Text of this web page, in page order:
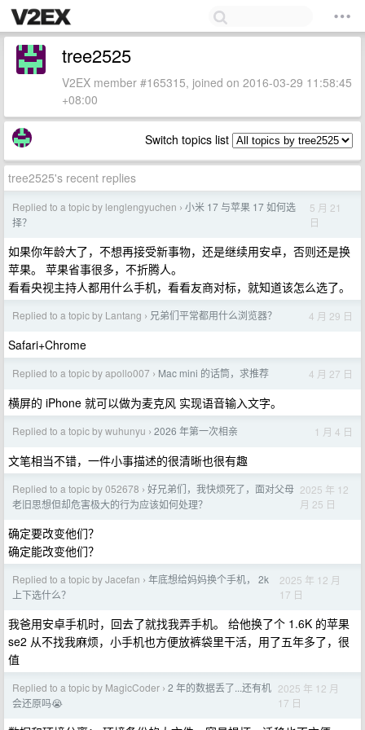
tree2525
V2EX member #165315, joined on 2016-03-29 11:58:45
+08:00
Switch topics list
tree2525's recent replies
Replied to a topic by lenglengyuchen › 小米 17 与苹果 17 如何选
择？
5 月 21
日
如果你年龄大了，不想再接受新事物，还是继续用安卓，否则还是换
苹果。 苹果省事很多，不折腾人。
看看央视主持人都用什么手机，看看友商对标，就知道该怎么选了。
Replied to a topic by Lantang › 兄弟们平常都用什么浏览器？ 4 月 29 日
Safari+Chrome
Replied to a topic by apollo007 › Mac mini 的话筒，求推荐 4 月 27 日
横屏的 iPhone 就可以做为麦克风 实现语音输入文字。
Replied to a topic by wuhunyu › 2026 年第一次相亲 1 月 4 日
文笔相当不错，一件小事描述的很清晰也很有趣
Replied to a topic by 052678 › 好兄弟们，我快烦死了，面对父母
老旧思想但却危害极大的行为应该如何处理？
2025 年 12
月 25 日
确定要改变他们？
确定能改变他们？
Replied to a topic by Jacefan › 年底想给妈妈换个手机， 2k
上下选什么？
2025 年 12 月
17 日
我爸用安卓手机时，回去了就找我弄手机。 给他换了个 1.6K 的苹果
se2 从不找我麻烦，小手机也方便放裤袋里干活，用了五年多了，很
值
Replied to a topic by MagicCoder › 2 年的数据丢了...还有机
会还原吗😭
2025 年 12 月
17 日